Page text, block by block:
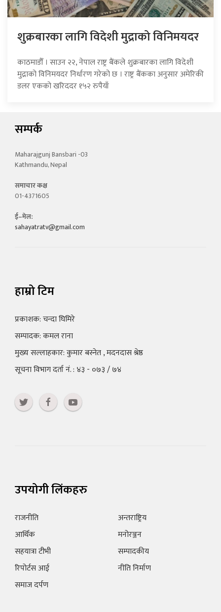
शुक्रबारका लागि विदेशी मुद्राको विनिमयदर
काठमाडौँ । साउन २२, नेपाल राष्ट्र बैंकले शुक्रबारका लागि विदेशी
मुद्राको विनिमयदर निर्धारण गरेको छ । राष्ट्र बैंकका अनुसार अमेरिकी
डलर एकको खरिददर १५२ रुपैयाँ
सम्पर्क
Maharajgunj Bansbari -03
Kathmandu, Nepal
समाचार कक्ष
01-4371605
ई–मेल:
sahayatratv@gmail.com
हाम्रो टिम
प्रकाशक: चन्दा घिमिरे
सम्पादक: कमल राना
मुख्य सल्लाहकार: कुमार बस्नेत , मदनदास श्रेष्ठ
सूचना विभाग दर्ता नं. : ४३ - ०७३ / ७४
उपयोगी लिंकहरु
राजनीति
आर्थिक
सहयात्रा टीभी
रिपोर्टस आई
समाज दर्पण
अन्तराष्ट्रिय
मनोरञ्जन
सम्पादकीय
नीति निर्माण